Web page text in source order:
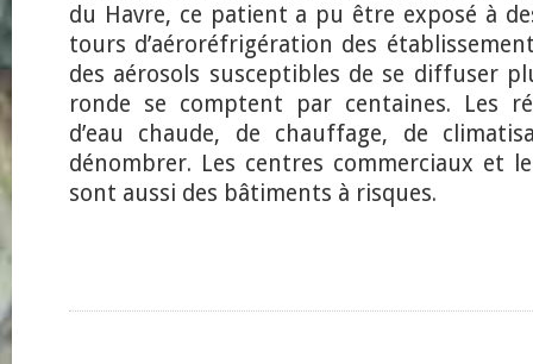
du Havre, ce patient a pu être exposé à
tours d’aéroréfrigération des
des aérosols susceptibles de se diffuser
ronde se comptent par centaines. Les
d’eau chaude, de chauffage, de
dénombrer. Les centres commerciaux et
sont aussi des bâtiments à risques.